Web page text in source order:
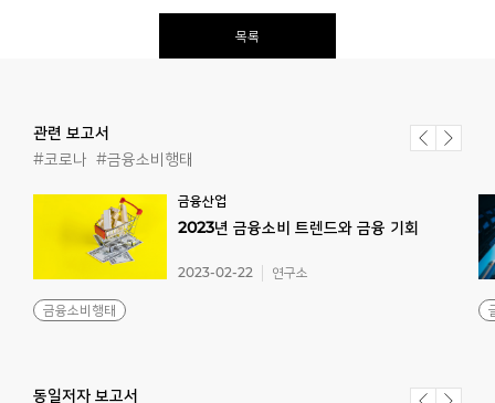
목록
관련 보고서
#코로나 #금융소비행태
금융산업
2023년 금융소비 트렌드와 금융 기회
금융소비행태
2023-02-22 연구소
동일저자 보고서